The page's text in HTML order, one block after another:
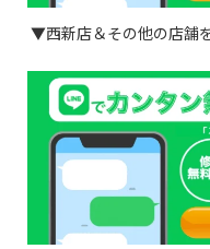
▼西新店＆その他の店舗